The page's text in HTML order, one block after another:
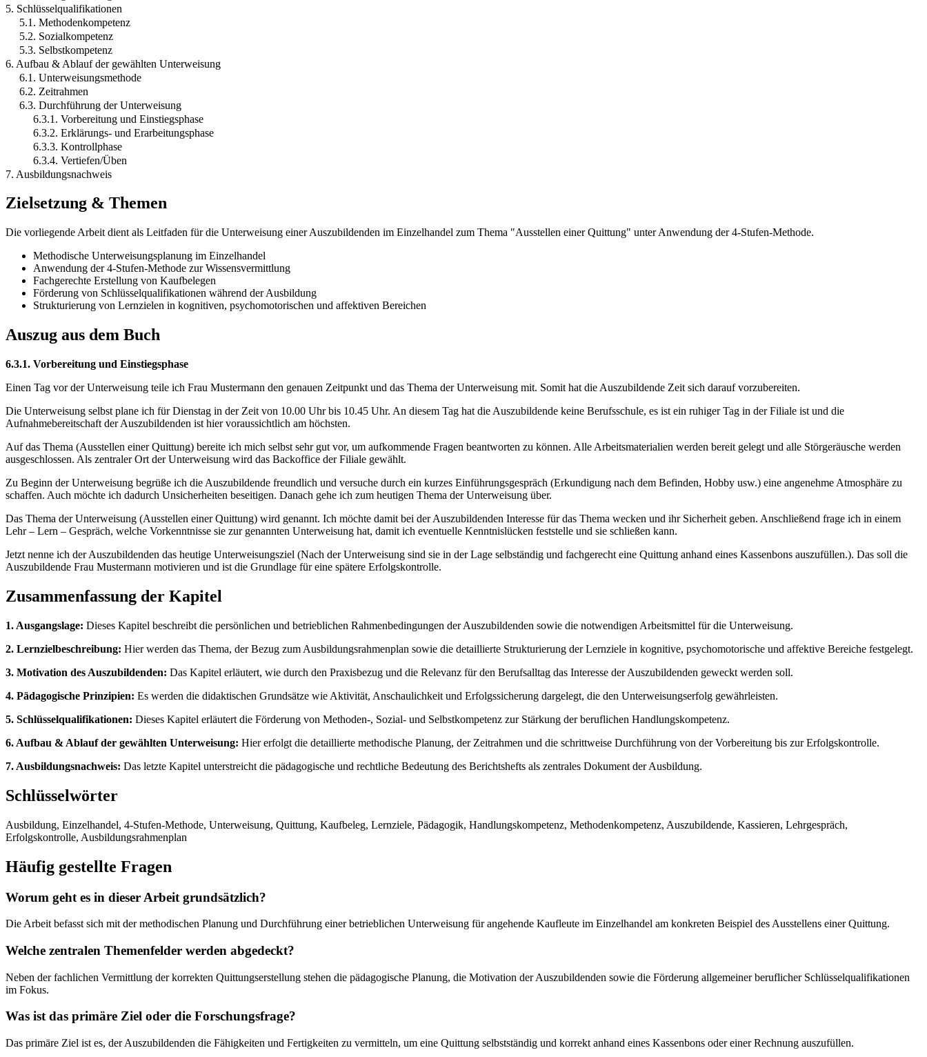
5. Schlüsselqualifikationen
5.1. Methodenkompetenz
5.2. Sozialkompetenz
5.3. Selbstkompetenz
6. Aufbau & Ablauf der gewählten Unterweisung
6.1. Unterweisungsmethode
6.2. Zeitrahmen
6.3. Durchführung der Unterweisung
6.3.1. Vorbereitung und Einstiegsphase
6.3.2. Erklärungs- und Erarbeitungsphase
6.3.3. Kontrollphase
6.3.4. Vertiefen/Üben
7. Ausbildungsnachweis
Zielsetzung & Themen
Die vorliegende Arbeit dient als Leitfaden für die Unterweisung einer Auszubildenden im Einzelhandel zum Thema "Ausstellen einer Quittung" unter Anwendung der 4-Stufen-Methode.
Methodische Unterweisungsplanung im Einzelhandel
Anwendung der 4-Stufen-Methode zur Wissensvermittlung
Fachgerechte Erstellung von Kaufbelegen
Förderung von Schlüsselqualifikationen während der Ausbildung
Strukturierung von Lernzielen in kognitiven, psychomotorischen und affektiven Bereichen
Auszug aus dem Buch
6.3.1. Vorbereitung und Einstiegsphase
Einen Tag vor der Unterweisung teile ich Frau Mustermann den genauen Zeitpunkt und das Thema der Unterweisung mit. Somit hat die Auszubildende Zeit sich darauf vorzubereiten.
Die Unterweisung selbst plane ich für Dienstag in der Zeit von 10.00 Uhr bis 10.45 Uhr. An diesem Tag hat die Auszubildende keine Berufsschule, es ist ein ruhiger Tag in der Filiale ist und die
Aufnahmebereitschaft der Auszubildenden ist hier voraussichtlich am höchsten.
Auf das Thema (Ausstellen einer Quittung) bereite ich mich selbst sehr gut vor, um aufkommende Fragen beantworten zu können. Alle Arbeitsmaterialien werden bereit gelegt und alle Störgeräusche werden
ausgeschlossen. Als zentraler Ort der Unterweisung wird das Backoffice der Filiale gewählt.
Zu Beginn der Unterweisung begrüße ich die Auszubildende freundlich und versuche durch ein kurzes Einführungsgespräch (Erkundigung nach dem Befinden, Hobby usw.) eine angenehme Atmosphäre zu
schaffen. Auch möchte ich dadurch Unsicherheiten beseitigen. Danach gehe ich zum heutigen Thema der Unterweisung über.
Das Thema der Unterweisung (Ausstellen einer Quittung) wird genannt. Ich möchte damit bei der Auszubildenden Interesse für das Thema wecken und ihr Sicherheit geben. Anschließend frage ich in einem
Lehr – Lern – Gespräch, welche Vorkenntnisse sie zur genannten Unterweisung hat, damit ich eventuelle Kenntnislücken feststelle und sie schließen kann.
Jetzt nenne ich der Auszubildenden das heutige Unterweisungsziel (Nach der Unterweisung sind sie in der Lage selbständig und fachgerecht eine Quittung anhand eines Kassenbons auszufüllen.). Das soll die
Auszubildende Frau Mustermann motivieren und ist die Grundlage für eine spätere Erfolgskontrolle.
Zusammenfassung der Kapitel
1. Ausgangslage: Dieses Kapitel beschreibt die persönlichen und betrieblichen Rahmenbedingungen der Auszubildenden sowie die notwendigen Arbeitsmittel für die Unterweisung.
2. Lernzielbeschreibung: Hier werden das Thema, der Bezug zum Ausbildungsrahmenplan sowie die detaillierte Strukturierung der Lernziele in kognitive, psychomotorische und affektive Bereiche festgelegt.
3. Motivation des Auszubildenden: Das Kapitel erläutert, wie durch den Praxisbezug und die Relevanz für den Berufsalltag das Interesse der Auszubildenden geweckt werden soll.
4. Pädagogische Prinzipien: Es werden die didaktischen Grundsätze wie Aktivität, Anschaulichkeit und Erfolgssicherung dargelegt, die den Unterweisungserfolg gewährleisten.
5. Schlüsselqualifikationen: Dieses Kapitel erläutert die Förderung von Methoden-, Sozial- und Selbstkompetenz zur Stärkung der beruflichen Handlungskompetenz.
6. Aufbau & Ablauf der gewählten Unterweisung: Hier erfolgt die detaillierte methodische Planung, der Zeitrahmen und die schrittweise Durchführung von der Vorbereitung bis zur Erfolgskontrolle.
7. Ausbildungsnachweis: Das letzte Kapitel unterstreicht die pädagogische und rechtliche Bedeutung des Berichtshefts als zentrales Dokument der Ausbildung.
Schlüsselwörter
Ausbildung, Einzelhandel, 4-Stufen-Methode, Unterweisung, Quittung, Kaufbeleg, Lernziele, Pädagogik, Handlungskompetenz, Methodenkompetenz, Auszubildende, Kassieren, Lehrgespräch,
Erfolgskontrolle, Ausbildungsrahmenplan
Häufig gestellte Fragen
Worum geht es in dieser Arbeit grundsätzlich?
Die Arbeit befasst sich mit der methodischen Planung und Durchführung einer betrieblichen Unterweisung für angehende Kaufleute im Einzelhandel am konkreten Beispiel des Ausstellens einer Quittung.
Welche zentralen Themenfelder werden abgedeckt?
Neben der fachlichen Vermittlung der korrekten Quittungserstellung stehen die pädagogische Planung, die Motivation der Auszubildenden sowie die Förderung allgemeiner beruflicher Schlüsselqualifikationen
im Fokus.
Was ist das primäre Ziel oder die Forschungsfrage?
Das primäre Ziel ist es, der Auszubildenden die Fähigkeiten und Fertigkeiten zu vermitteln, um eine Quittung selbstständig und korrekt anhand eines Kassenbons oder einer Rechnung auszufüllen.